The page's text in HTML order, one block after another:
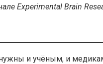
Experimental Brain
и учёным, и